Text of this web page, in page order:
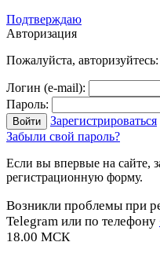
Подтверждаю
Авторизация
Пожалуйста, авторизуйтесь:
Логин (e-mail):
Пароль:
Зарегистрироваться
Забыли свой пароль?
Если вы впервые на сайте,
регистрационную форму.
Возникли проблемы при
Telegram или по телефону
18.00 МСК